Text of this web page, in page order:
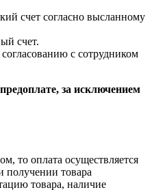
счет согласно высланному
счет.
с сотрудником
за исключением
то оплата осуществляется
товара
товара, наличие